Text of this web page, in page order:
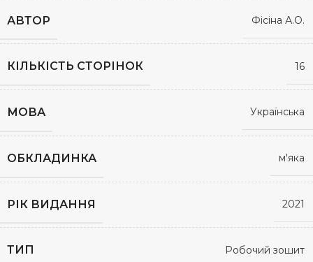
АВТОР Фісіна А.О.
КІЛЬКІСТЬ СТОРІНОК 16
МОВА Українська
ОБКЛАДИНКА м'яка
РІК ВИДАННЯ 2021
ТИП Робочий зошит